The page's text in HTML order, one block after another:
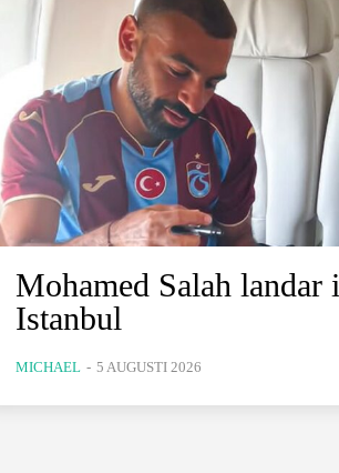
Mohamed Salah landar i
Istanbul
MICHAEL - 5 AUGUSTI 2026